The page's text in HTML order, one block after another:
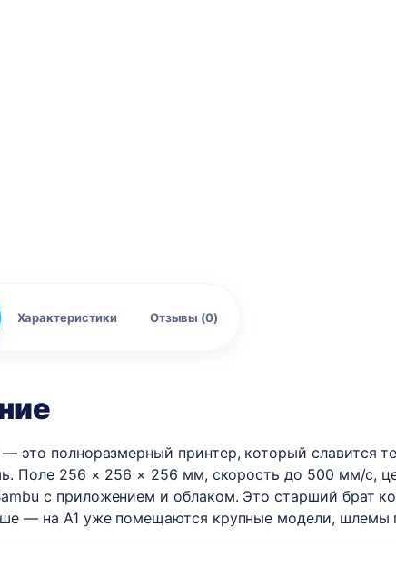
Характеристики Отзывы (0)
— это полноразмерный принтер, который славится
Поле 256 × 256 × 256 мм, скорость до 500 мм/с,
с приложением и облаком. Это старший брат
— на A1 уже помещаются крупные модели, шлемы